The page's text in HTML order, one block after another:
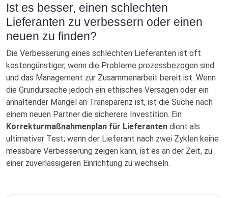
Ist es besser, einen schlechten
Lieferanten zu verbessern oder einen
neuen zu finden?
Die Verbesserung eines schlechten Lieferanten ist oft
kostengünstiger, wenn die Probleme prozessbezogen sind
und das Management zur Zusammenarbeit bereit ist. Wenn
die Grundursache jedoch ein ethisches Versagen oder ein
anhaltender Mangel an Transparenz ist, ist die Suche nach
einem neuen Partner die sicherere Investition. Ein
Korrekturmaßnahmenplan für Lieferanten dient als
ultimativer Test; wenn der Lieferant nach zwei Zyklen keine
messbare Verbesserung zeigen kann, ist es an der Zeit, zu
einer zuverlässigeren Einrichtung zu wechseln.